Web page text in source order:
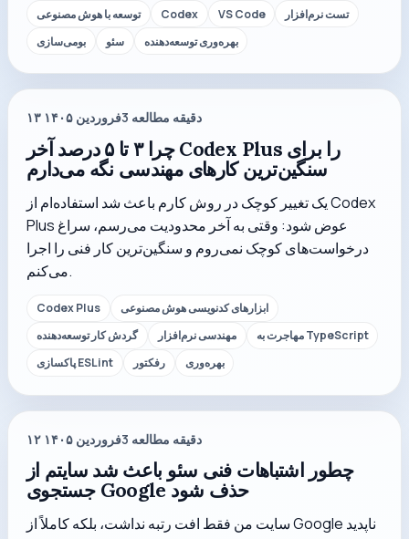
توسعه با هوش مصنوعی Codex VS Code
تست نرم‌افزار
بومی‌سازی
سئو بهره‌وری توسعه‌دهنده
۱۳ فروردین ۱۴۰۵3 دقیقه مطالعه
چرا ۳ تا ۵ درصد آخر Codex Plus را برای
سنگین‌ترین کارهای مهندسی نگه می‌دارم
یک تغییر کوچک در روش کارم باعث شد استفاده‌ام از Codex
Plus عوض شود: وقتی به آخر محدودیت می‌رسم، سراغ
درخواست‌های کوچک نمی‌روم و سنگین‌ترین کار فنی را اجرا
می‌کنم.
Codex Plus
ابزارهای کدنویسی هوش مصنوعی
گردش کار توسعه‌دهنده
مهندسی نرم‌افزار
مهاجرت به TypeScript
پاکسازی ESLint
رفکتور بهره‌وری
۱۲ فروردین ۱۴۰۵3 دقیقه مطالعه
چطور اشتباهات فنی سئو باعث شد سایتم از
جستجوی Google حذف شود
سایت من فقط افت رتبه نداشت، بلکه کاملاً از Google ناپدید